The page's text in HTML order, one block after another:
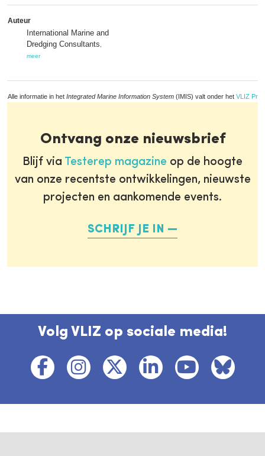
Auteur
International Marine and
Dredging Consultants
meer
Alle informatie in het Integrated Marine Information System (IMIS) valt onder het VLIZ
Ontvang onze nieuwsbrief
Blijf via Testerep magazine op de hoogte
van onze recentste ontwikkelingen, nieuwste
projecten en aankomende events.
SCHRIJF JE IN
Volg VLIZ op sociale media!